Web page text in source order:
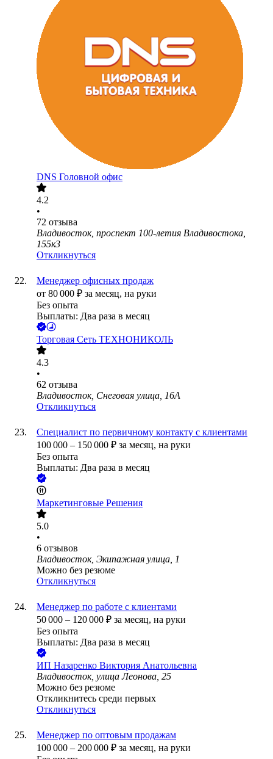
DNS Головной офис
4.2
•
72 отзыва
Владивосток, проспект 100-летия Владивостока,
155к3
Откликнуться
Менеджер офисных продаж
от 80 000 ₽ за месяц, на руки
Без опыта
Выплаты: Два раза в месяц
Торговая Сеть ТЕХНОНИКОЛЬ
4.3
•
62 отзыва
Владивосток, Снеговая улица, 16А
Откликнуться
Специалист по первичному контакту с клиентами
100 000 – 150 000 ₽ за месяц, на руки
Без опыта
Выплаты: Два раза в месяц
Маркетинговые Решения
5.0
•
6 отзывов
Владивосток, Экипажная улица, 1
Можно без резюме
Откликнуться
Менеджер по работе с клиентами
50 000 – 120 000 ₽ за месяц, на руки
Без опыта
Выплаты: Два раза в месяц
ИП Назаренко Виктория Анатольевна
Владивосток, улица Леонова, 25
Можно без резюме
Откликнитесь среди первых
Откликнуться
Менеджер по оптовым продажам
100 000 – 200 000 ₽ за месяц, на руки